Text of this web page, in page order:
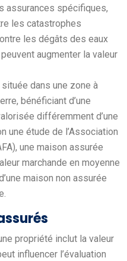
assurances spécifiques,
les catastrophes
les dégâts des eaux
augmenter la valeur
dans une zone à
bénéficiant d’une
différemment d’une
une étude de l’Association
une maison assurée
marchande en moyenne
maison non assurée
propriété inclut la valeur
influencer l’évaluation